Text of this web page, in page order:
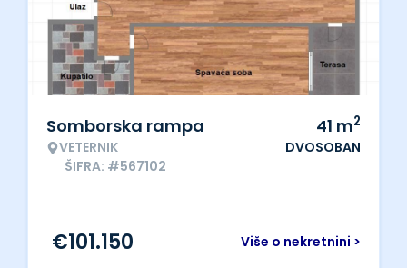
Somborska rampa
VETERNIK
ŠIFRA: #567102
41 m2
DVOSOBAN
Više o nekretnini >
€101.150